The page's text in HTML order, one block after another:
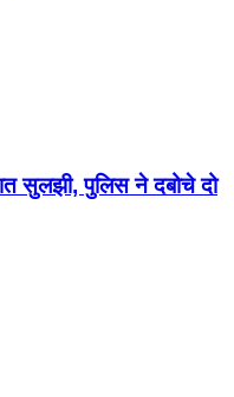
सुलझी, पुलिस ने दबोचे दो